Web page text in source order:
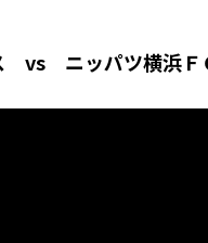
vs ニッパツ横浜Ｆ